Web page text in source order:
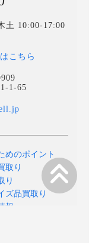
土 10:00-17:00
こちら
1-65
めのポイント
取り
り
ズ品買取り
報